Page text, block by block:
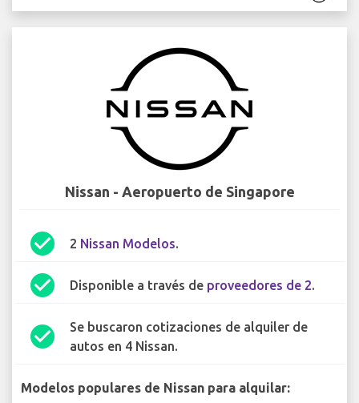
Nissan - Aeropuerto de Singapore
check_circle 2 Nissan Modelos.
check_circle Disponible a través de proveedores de 2.
check_circle
Se buscaron cotizaciones de alquiler de
autos en 4 Nissan.
Modelos populares de Nissan para alquilar: